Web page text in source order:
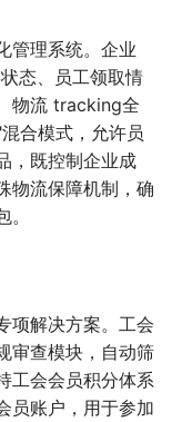
管理系统。企业
态、员工领取情
物流 tracking全
合模式，允许员
，既控制企业成
物流保障机制，确
项解决方案。工会
审查模块，自动筛
工会会员积分体系
员账户，用于参加